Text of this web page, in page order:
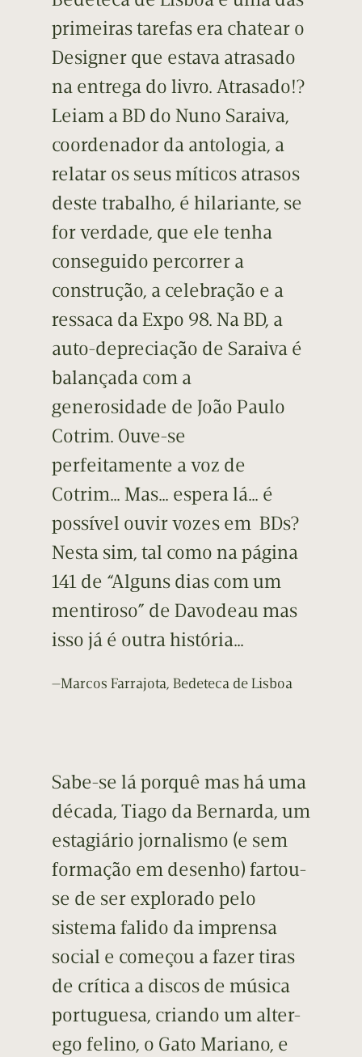
primeiras tarefas era chatear o
Designer que estava atrasado
na entrega do livro. Atrasado!?
Leiam a BD do Nuno Saraiva,
coordenador da antologia, a
relatar os seus míticos atrasos
deste trabalho, é hilariante, se
for verdade, que ele tenha
conseguido percorrer a
construção, a celebração e a
ressaca da Expo 98. Na BD, a
auto-depreciação de Saraiva é
balançada com a
generosidade de João Paulo
Cotrim. Ouve-se
perfeitamente a voz de
Cotrim… Mas… espera lá… é
possível ouvir vozes em BDs?
Nesta sim, tal como na página
141 de “Alguns dias com um
mentiroso” de Davodeau mas
isso já é outra história…
—Marcos Farrajota, Bedeteca de Lisboa
Sabe-se lá porquê mas há uma
década, Tiago da Bernarda, um
estagiário jornalismo (e sem
formação em desenho) fartou-
se de ser explorado pelo
sistema falido da imprensa
social e começou a fazer tiras
de crítica a discos de música
portuguesa, criando um alter-
ego felino, o Gato Mariano, e